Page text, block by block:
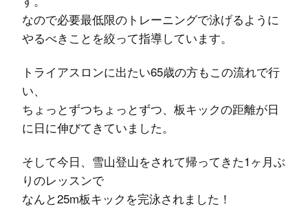
なので必要最低限のトレーニングで泳げるように
やるべきことを絞って指導しています。
トライアスロンに出たい65歳の方もこの流れで行
い、
ちょっとずつちょっとずつ、板キックの距離が日
に日に伸びてきていました。
そして今日、雪山登山をされて帰ってきた1ヶ月ぶ
りのレッスンで
なんと25m板キックを完泳されました！